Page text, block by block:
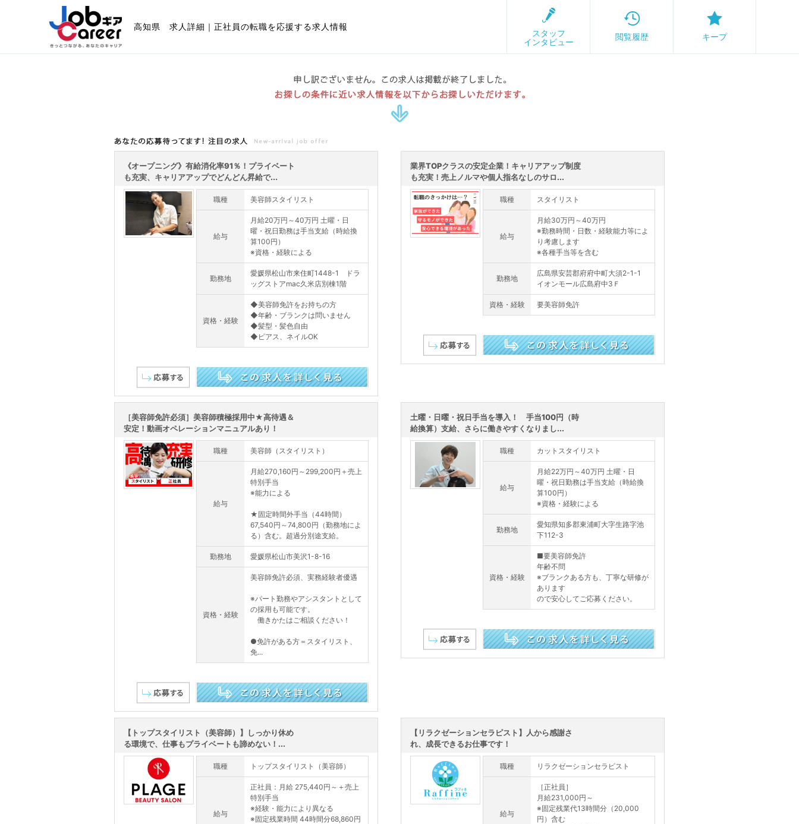
高知県 求人詳細｜正社員の転職を応援する求人情報
スタッフ
インタビュー
閲覧履歴 キープ
あなたの応募待ってます!注目の求人
《オープニング》有給消化率91％！プライベート
も充実、キャリアアップでどんどん昇給で...
職種 美容師スタイリスト
給与
月給20万円～40万円 土曜・日
曜・祝日勤務は手当支給（時給換
算100円）
※資格・経験による
勤務地
愛媛県松山市来住町1448-1 ドラ
ッグストアmac久米店別棟1階
資格・経験
◆美容師免許をお持ちの方
◆年齢・ブランクは問いません
◆髪型・髪色自由
◆ピアス、ネイルOK
業界TOPクラスの安定企業！キャリアアップ制度
も充実！売上ノルマや個人指名なしのサロ...
職種 スタイリスト
給与
月給30万円～40万円
※勤務時間・日数・経験能力等によ
り考慮します
※各種手当等を含む
勤務地
広島県安芸郡府府中町大須2-1-1
イオンモール広島府中3Ｆ
資格・経験 要美容師免許
［美容師免許必須］美容師積極採用中★高待遇＆
安定！動画オペレーションマニュアルあり！
職種 美容師（スタイリスト）
給与
月給270,160円～299,200円＋売上
特別手当
※能力による
★固定時間外手当（44時間）
67,540円～74,800円（勤務地によ
る）含む。超過分別途支給。
勤務地 愛媛県松山市美沢1-8-16
資格・経験
美容師免許必須、実務経験者優遇
※パート勤務やアシスタントとして
の採用も可能です。
働きかたはご相談ください！
●免許がある方＝スタイリスト、
免...
土曜・日曜・祝日手当を導入！ 手当100円（時
給換算）支給、さらに働きやすくなりまし...
職種 カットスタイリスト
給与
月給22万円～40万円 土曜・日
曜・祝日勤務は手当支給（時給換
算100円）
※資格・経験による
勤務地
愛知県知多郡東浦町大字生路字池
下112-3
資格・経験
■要美容師免許
年齢不問
※ブランクある方も、丁寧な研修が
あります
ので安心してご応募ください。
【トップスタイリスト（美容師）】しっかり休め
る環境で、仕事もプライベートも諦めない！...
職種 トップスタイリスト（美容師）
給与
正社員：月給 275,440円～＋売上
特別手当
※経験・能力により異なる
※固定残業時間 44時間分68,860円
【リラクゼーションセラピスト】人から感謝さ
れ、成長できるお仕事です！
職種 リラクゼーションセラピスト
給与
［正社員］
月給231,000円～
※固定残業代13時間分（20,000
円）含む